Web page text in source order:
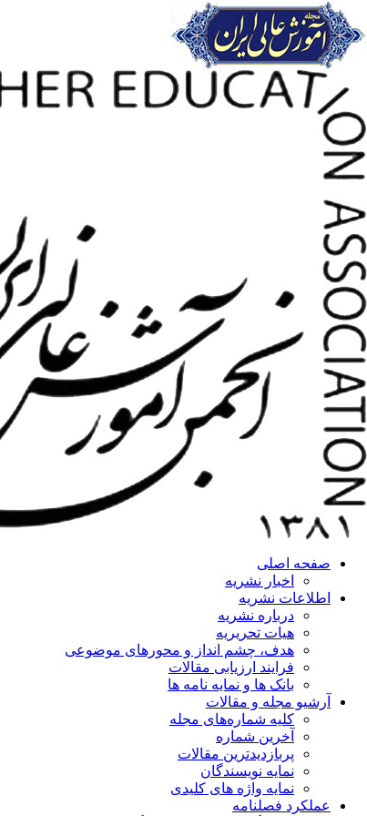
صفحه اصلی
اخبار نشریه
اطلاعات نشریه
درباره نشریه
هیات تحریریه
هدف، چشم انداز و محورهای موضوعی
فرایند ارزیابی مقالات
بانک ها و نمایه نامه ها
آرشیو مجله و مقالات
کلیه شماره‌های مجله
آخرین شماره
پربازدیدترین مقالات
نمایه نویسندگان
نمایه واژه های کلیدی
عملکرد فصلنامه